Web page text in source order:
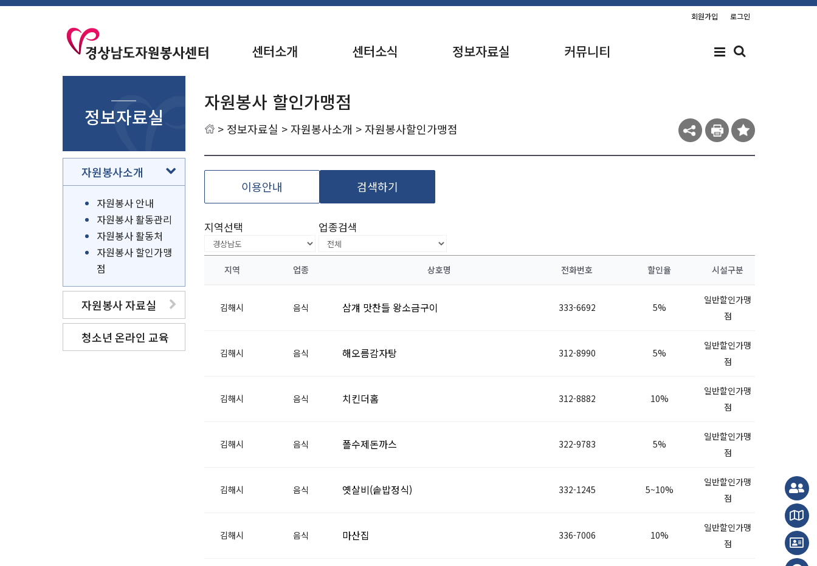
회원가입 로그인
센터소개 센터소식 정보자료실 커뮤니티
정보자료실
자원봉사소개
자원봉사 안내
자원봉사 활동관리
자원봉사 활동처
자원봉사 할인가맹
점
자원봉사 자료실
청소년 온라인 교육
자원봉사 할인가맹점
> 정보자료실 >자원봉사소개 > 자원봉사할인가맹점
이용안내 검색하기
지역선택 업종검색
지역 업종 상호명 전화번호 할인율 시설구분
김해시 음식 삼걔 맛찬들 왕소금구이 333-6692 5%
일반할인가맹
점
김해시 음식 해오름감자탕 312-8990 5%
일반할인가맹
점
김해시 음식 치킨더홈 312-8882 10%
일반할인가맹
점
김해시 음식 폴수제돈까스 322-9783 5%
일반할인가맹
점
김해시 음식 옛살비(솥밥정식) 332-1245 5~10%
일반할인가맹
점
김해시 음식 마산집 336-7006 10%
일반할인가맹
점